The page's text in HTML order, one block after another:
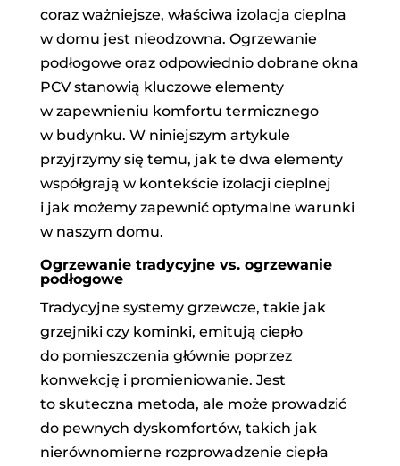
coraz ważniejsze, właściwa izolacja cieplna
w domu jest nieodzowna. Ogrzewanie
podłogowe oraz odpowiednio dobrane okna
PCV stanowią kluczowe elementy
w zapewnieniu komfortu termicznego
w budynku. W niniejszym artykule
przyjrzymy się temu, jak te dwa elementy
współgrają w kontekście izolacji cieplnej
i jak możemy zapewnić optymalne warunki
w naszym domu.
Ogrzewanie tradycyjne vs. ogrzewanie
podłogowe
Tradycyjne systemy grzewcze, takie jak
grzejniki czy kominki, emitują ciepło
do pomieszczenia głównie poprzez
konwekcję i promieniowanie. Jest
to skuteczna metoda, ale może prowadzić
do pewnych dyskomfortów, takich jak
nierównomierne rozprowadzenie ciepła